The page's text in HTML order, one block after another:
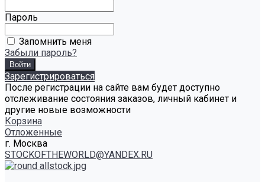
Пароль
Запомнить меня
Забыли пароль?
Зарегистрироваться
После регистрации на сайте вам будет доступно
отслеживание состояния заказов, личный кабинет и
другие новые возможности
Корзина
Отложенные
г. Москва
STOCKOFTHEWORLD@YANDEX.RU